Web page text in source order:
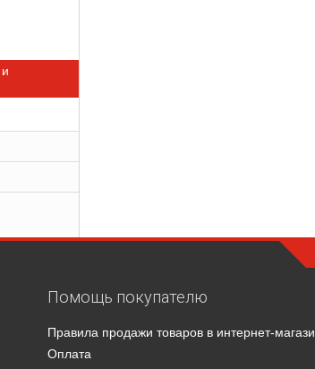
Помощь покупателю
Правила продажи товаров в интернет-
Оплата